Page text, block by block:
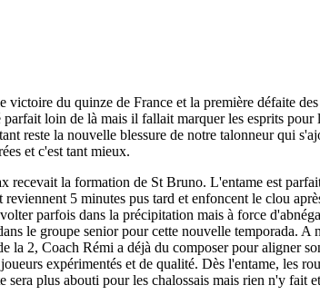
du quinze de France et la première défaite
loin de là mais il fallait marquer les esprits pour
reste la nouvelle blessure de notre talonneur qui
et c'est tant mieux.
recevait la formation de St Bruno. L'entame est
5 minutes pus tard et enfoncent le clou
parfois dans la précipitation mais à force
le groupe senior pour cette nouvelle temporada. A
la 2, Coach Rémi a déjà du composer pour aligner
expérimentés et de qualité. Dès l'entame, les
plus abouti pour les chalossais mais rien n'y fait